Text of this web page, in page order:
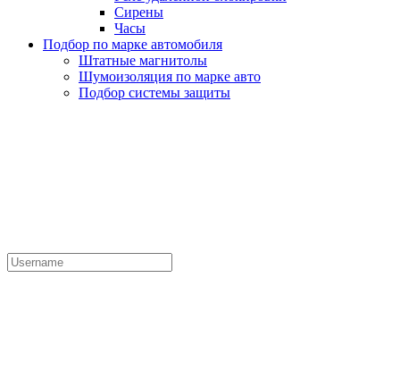
Сирены
Часы
Подбор по марке автомобиля
Штатные магнитолы
Шумоизоляция по марке авто
Подбор системы защиты